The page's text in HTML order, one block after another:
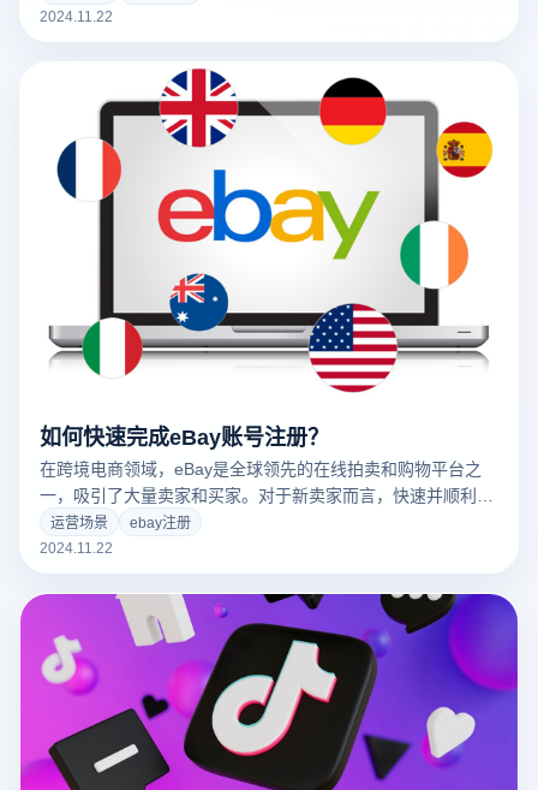
具、用户体验，还会影响平台的运营政策和费用结构。
2024.11.22
如何快速完成eBay账号注册？
在跨境电商领域，eBay是全球领先的在线拍卖和购物平台之
一，吸引了大量卖家和买家。对于新卖家而言，快速并顺利完
成eBay注册是进入平台的第一步。然而，eBay的账号注册过
程包含多个步骤，如提供个人信息、选择账户类型、设置付款
运营场景
ebay注册
2024.11.22